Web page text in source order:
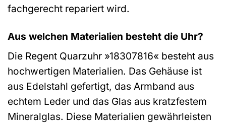
fachgerecht repariert wird.
Aus welchen Materialien besteht die Uhr?
Die Regent Quarzuhr »18307816« besteht aus
hochwertigen Materialien. Das Gehäuse ist
aus Edelstahl gefertigt, das Armband aus
echtem Leder und das Glas aus kratzfestem
Mineralglas. Diese Materialien gewährleisten